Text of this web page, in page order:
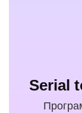
Serial